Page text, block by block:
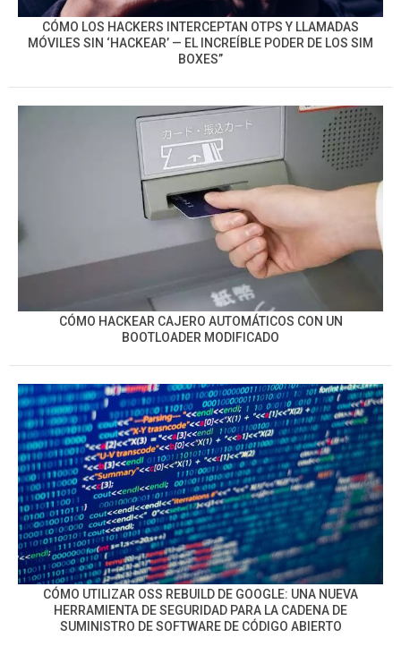
CÓMO LOS HACKERS INTERCEPTAN OTPS Y LLAMADAS
MÓVILES SIN ‘HACKEAR’ — EL INCREÍBLE PODER DE LOS SIM
BOXES”
CÓMO HACKEAR CAJERO AUTOMÁTICOS CON UN
BOOTLOADER MODIFICADO
CÓMO UTILIZAR OSS REBUILD DE GOOGLE: UNA NUEVA
HERRAMIENTA DE SEGURIDAD PARA LA CADENA DE
SUMINISTRO DE SOFTWARE DE CÓDIGO ABIERTO